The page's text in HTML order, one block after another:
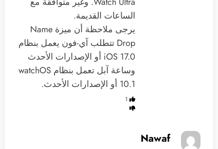
الساعات القديمة.
يرجى ملاحظة أن ميزة Name
Drop تتطلب آي-فون يعمل بنظام
iOS 17.0 أو الإصدارات الأحدث
وساعة آبل تعمل بنظام watchOS
10.1 أو الإصدارات الأحدث.
1
Nawaf